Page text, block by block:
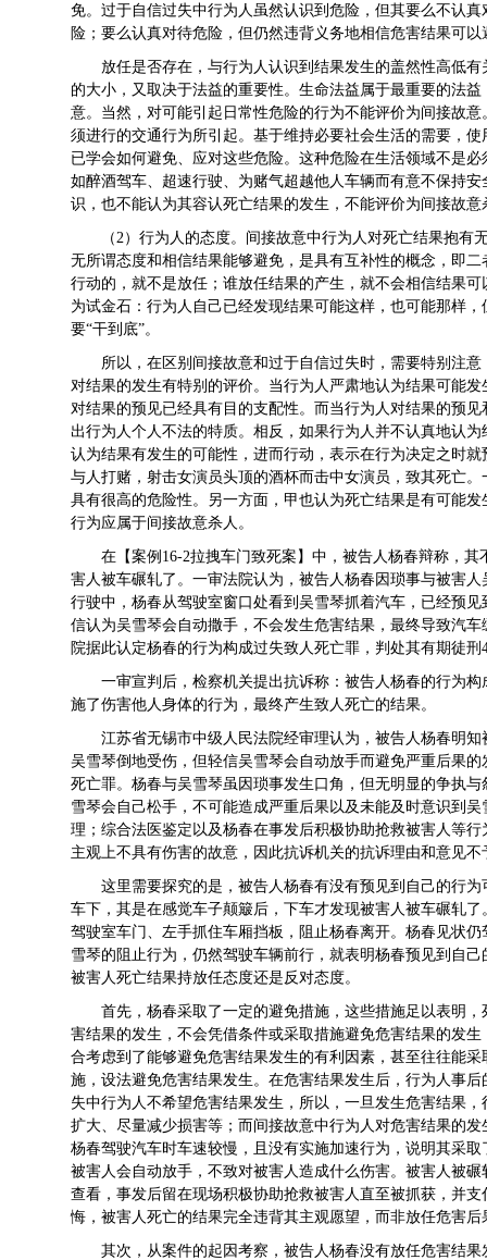
免。过于自信过失中行为人虽然认识到危险，但其要么不认
险；要么认真对待危险，但仍然违背义务地相信危害结果可以
放任是否存在，与行为人认识到结果发生的盖然性高低
的大小，又取决于法益的重要性。生命法益属于最重要的法
意。当然，对可能引起日常性危险的行为不能评价为间接故
须进行的交通行为所引起。基于维持必要社会生活的需要，
已学会如何避免、应对这些危险。这种危险在生活领域不是
如醉酒驾车、超速行驶、为赌气超越他人车辆而有意不保持
识，也不能认为其容认死亡结果的发生，不能评价为间接故意
（2）行为人的态度。间接故意中行为人对死亡结果抱
无所谓态度和相信结果能够避免，是具有互补性的概念，即
行动的，就不是放任；谁放任结果的产生，就不会相信结果
为试金石：行为人自己已经发现结果可能这样，也可能那样
要“干到底”。
所以，在区别间接故意和过于自信过失时，需要特别注
对结果的发生有特别的评价。当行为人严肃地认为结果可能
对结果的预见已经具有目的支配性。而当行为人对结果的预
出行为人个人不法的特质。相反，如果行为人并不认真地认
认为结果有发生的可能性，进而行动，表示在行为决定之时
与人打赌，射击女演员头顶的酒杯而击中女演员，致其死亡
具有很高的危险性。另一方面，甲也认为死亡结果是有可能
行为应属于间接故意杀人。
在【案例16-2拉拽车门致死案】中，被告人杨春辩称，
害人被车碾轧了。一审法院认为，被告人杨春因琐事与被害
行驶中，杨春从驾驶室窗口处看到吴雪琴抓着汽车，已经预
信认为吴雪琴会自动撒手，不会发生危害结果，最终导致汽
院据此认定杨春的行为构成过失致人死亡罪，判处其有期徒刑
一审宣判后，检察机关提出抗诉称：被告人杨春的行为
施了伤害他人身体的行为，最终产生致人死亡的结果。
江苏省无锡市中级人民法院经审理认为，被告人杨春明
吴雪琴倒地受伤，但轻信吴雪琴会自动放手而避免严重后果
死亡罪。杨春与吴雪琴虽因琐事发生口角，但无明显的争执
雪琴会自己松手，不可能造成严重后果以及未能及时意识到
理；综合法医鉴定以及杨春在事发后积极协助抢救被害人等
主观上不具有伤害的故意，因此抗诉机关的抗诉理由和意见
这里需要探究的是，被告人杨春有没有预见到自己的行
车下，其是在感觉车子颠簸后，下车才发现被害人被车碾轧
驾驶室车门、左手抓住车厢挡板，阻止杨春离开。杨春见状
雪琴的阻止行为，仍然驾驶车辆前行，就表明杨春预见到自
被害人死亡结果持放任态度还是反对态度。
首先，杨春采取了一定的避免措施，这些措施足以表明
害结果的发生，不会凭借条件或采取措施避免危害结果的发
合考虑到了能够避免危害结果发生的有利因素，甚至往往能
施，设法避免危害结果发生。在危害结果发生后，行为人事
失中行为人不希望危害结果发生，所以，一旦发生危害结果
扩大、尽量减少损害等；而间接故意中行为人对危害结果的
杨春驾驶汽车时车速较慢，且没有实施加速行为，说明其采
被害人会自动放手，不致对被害人造成什么伤害。被害人被
查看，事发后留在现场积极协助抢救被害人直至被抓获，并
悔，被害人死亡的结果完全违背其主观愿望，而非放任危害后
其次，从案件的起因考察，被告人杨春没有放任危害结